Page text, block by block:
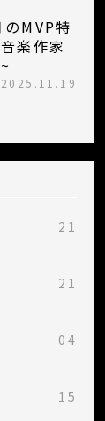
MVP特
楽作家
2025.11.19
21
21
04
15